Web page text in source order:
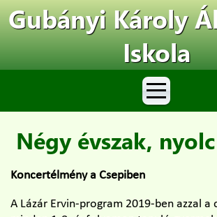
Gubányi Károly
Iskola
Négy évszak,
Koncertélmény a Csepiben
A Lázár Ervin-program 2019-ben azzal a